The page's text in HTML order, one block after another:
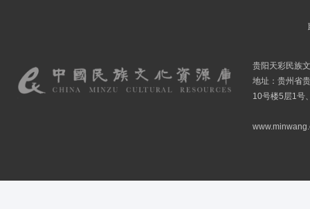
贵阳天彩民族
地址：贵州省
10号楼5层1号